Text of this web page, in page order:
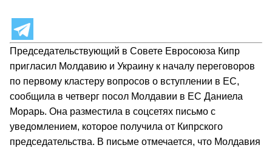
Председательствующий в Совете Евросоюза Кипр
пригласил Молдавию и Украину к началу переговоров
по первому кластеру вопросов о вступлении в ЕС,
сообщила в четверг посол Молдавии в ЕС Даниела
Морарь. Она разместила в соцсетях письмо с
уведомлением, которое получила от Кипрского
председательства. В письме отмечается, что Молдавия